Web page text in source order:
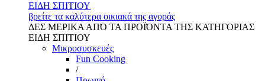
ΕΙΔΗ ΣΠΙΤΙΟΥ
βρείτε τα καλύτερα οικιακά της αγοράς
ΔΕΣ ΜΕΡΙΚΑ ΑΠΌ ΤΑ ΠΡΟΪΌΝΤΑ ΤΗΣ ΚΑΤΗΓΟΡΙΑΣ
ΕΙΔΗ ΣΠΙΤΙΟΥ
Μικροσυσκευές
Fun Cooking
/